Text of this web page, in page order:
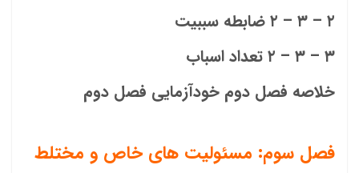
۲ – ۳ – ۲ ضابطه سببیت
۳ – ۳ – ۲ تعداد اسباب
خلاصه فصل دوم خودآزمایی فصل دوم
فصل سوم: مسئولیت های خاص و مختلط